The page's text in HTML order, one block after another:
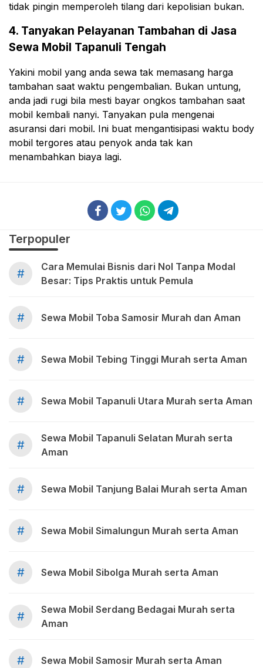
tidak pingin memperoleh tilang dari kepolisian bukan.
4. Tanyakan Pelayanan Tambahan di Jasa
Sewa Mobil Tapanuli Tengah
Yakini mobil yang anda sewa tak memasang harga
tambahan saat waktu pengembalian. Bukan untung,
anda jadi rugi bila mesti bayar ongkos tambahan saat
mobil kembali nanyi. Tanyakan pula mengenai
asuransi dari mobil. Ini buat mengantisipasi waktu body
mobil tergores atau penyok anda tak kan
menambahkan biaya lagi.
Terpopuler
#
Cara Memulai Bisnis dari Nol Tanpa Modal
Besar: Tips Praktis untuk Pemula
# Sewa Mobil Toba Samosir Murah dan Aman
# Sewa Mobil Tebing Tinggi Murah serta Aman
# Sewa Mobil Tapanuli Utara Murah serta Aman
#
Sewa Mobil Tapanuli Selatan Murah serta
Aman
# Sewa Mobil Tanjung Balai Murah serta Aman
# Sewa Mobil Simalungun Murah serta Aman
# Sewa Mobil Sibolga Murah serta Aman
#
Sewa Mobil Serdang Bedagai Murah serta
Aman
# Sewa Mobil Samosir Murah serta Aman